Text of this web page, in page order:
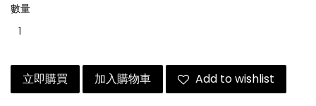
數量
立即購買 加入購物車 Add to wishlist